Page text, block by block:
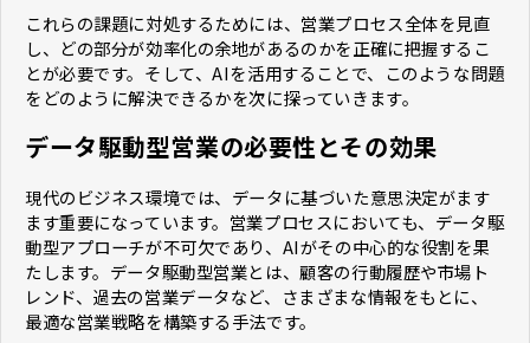
これらの課題に対処するためには、営業プロセス全体を見直
し、どの部分が効率化の余地があるのかを正確に把握するこ
とが必要です。そして、AIを活用することで、このような問題
をどのように解決できるかを次に探っていきます。
データ駆動型営業の必要性とその効果
現代のビジネス環境では、データに基づいた意思決定がます
ます重要になっています。営業プロセスにおいても、データ駆
動型アプローチが不可欠であり、AIがその中心的な役割を果
たします。データ駆動型営業とは、顧客の行動履歴や市場ト
レンド、過去の営業データなど、さまざまな情報をもとに、
最適な営業戦略を構築する手法です。